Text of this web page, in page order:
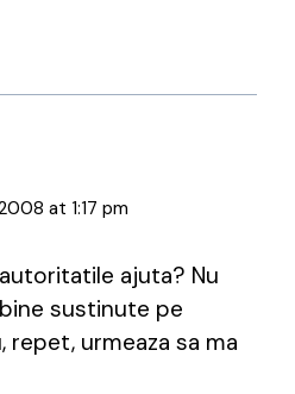
at 1:17 pm
ajuta? Nu
sustinute pe
repet, urmeaza sa ma